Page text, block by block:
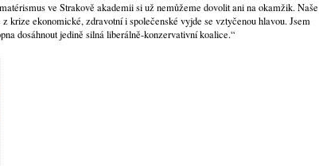
ve Strakově akademii si už nemůžeme dovolit ani na okamžik. Naše
krize ekonomické, zdravotní i společenské vyjde se vztyčenou hlavou. Jsem
dosáhnout jedině silná liberálně-konzervativní koalice.“